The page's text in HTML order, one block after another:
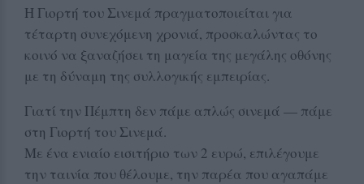
Η Γιορτή του Σινεμά πραγματοποιείται για
τέταρτη συνεχόμενη χρονιά, προσκαλώντας το
κοινό να ξαναζήσει τη μαγεία της μεγάλης οθόνης
με τη δύναμη της συλλογικής εμπειρίας.
Γιατί την Πέμπτη δεν πάμε απλώς σινεμά — πάμε
στη Γιορτή του Σινεμά.
Με ένα ενιαίο εισιτήριο των 2 ευρώ, επιλέγουμε
την ταινία που θέλουμε, την παρέα που αγαπάμε